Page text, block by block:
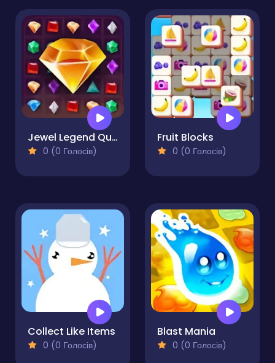
Jewel Legend Quest
0 (0 Голосів)
Fruit Blocks
0 (0 Голосів)
Collect Like Items
0 (0 Голосів)
Blast Mania
0 (0 Голосів)